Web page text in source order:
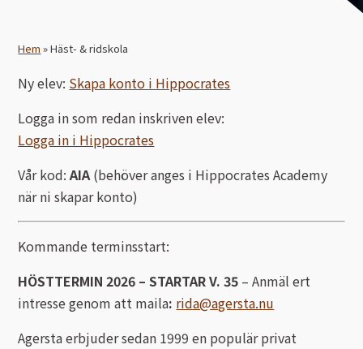
Hem »Häst- & ridskola
Ny elev: Skapa konto i Hippocrates
Logga in som redan inskriven elev:
Logga in i Hippocrates
Vår kod:AIA(behöver anges i Hippocrates Academy
när ni skapar konto)
Kommande terminsstart:
HÖSTTERMIN 2026 – STARTAR V. 35 – Anmäl ert
intresse genom att maila: rida@agersta.nu
Agersta erbjuder sedan 1999 en populär privat